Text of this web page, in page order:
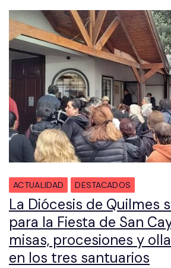
ACTUALIDAD DESTACADOS
La Diócesis de Quilmes
para la Fiesta de San
misas, procesiones y
en los tres santuarios